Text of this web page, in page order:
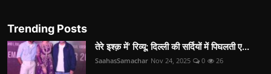
Trending Posts
तेरे इश्क़ में’ रिव्यू: दिल्ली की सर्दियों में पिघलती ए...
SaahasSamachar Nov 24, 2025 0 26